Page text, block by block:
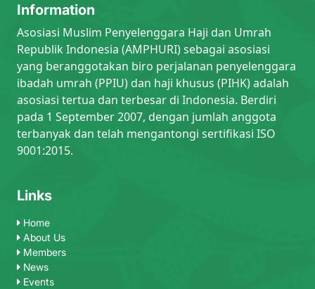
Information
Asosiasi Muslim Penyelenggara Haji dan Umrah
Republik Indonesia (AMPHURI) sebagai asosiasi
yang beranggotakan biro perjalanan penyelenggara
ibadah umrah (PPIU) dan haji khusus (PIHK) adalah
asosiasi tertua dan terbesar di Indonesia. Berdiri
pada 1 September 2007, dengan jumlah anggota
terbanyak dan telah mengantongi sertifikasi ISO
9001:2015.
Links
Home
About Us
Members
News
Events